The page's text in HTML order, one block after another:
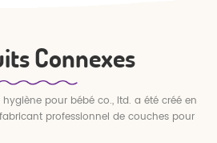
Connexes
pour bébé co., ltd. a été créé en
professionnel de couches pour